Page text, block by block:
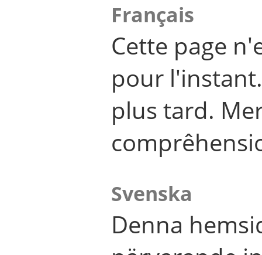
Français
Cette page
pour
plus tard.
Svenska
Denna